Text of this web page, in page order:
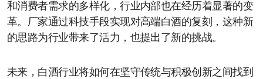
和消费者需求的多样化，行业内部也在经历着显著的变
革。厂家通过科技手段实现对高端白酒的复刻，这种新
的思路为行业带来了活力，也提出了新的挑战。
未来，白酒行业将如何在坚守传统与积极创新之间找到